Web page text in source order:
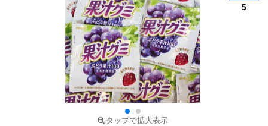
タップで拡大表示
5